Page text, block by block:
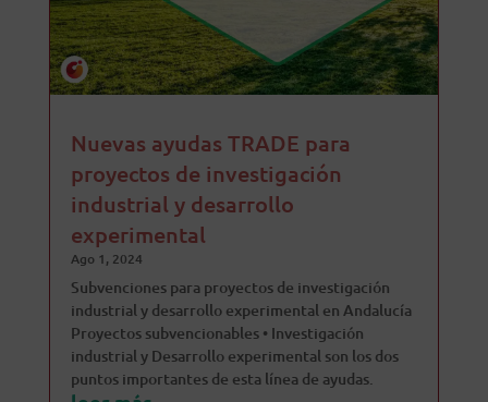
Nuevas ayudas TRADE para
proyectos de investigación
industrial y desarrollo
experimental
Ago 1, 2024
Subvenciones para proyectos de investigación
industrial y desarrollo experimental en Andalucía
Proyectos subvencionables • Investigación
industrial y Desarrollo experimental son los dos
puntos importantes de esta línea de ayudas.